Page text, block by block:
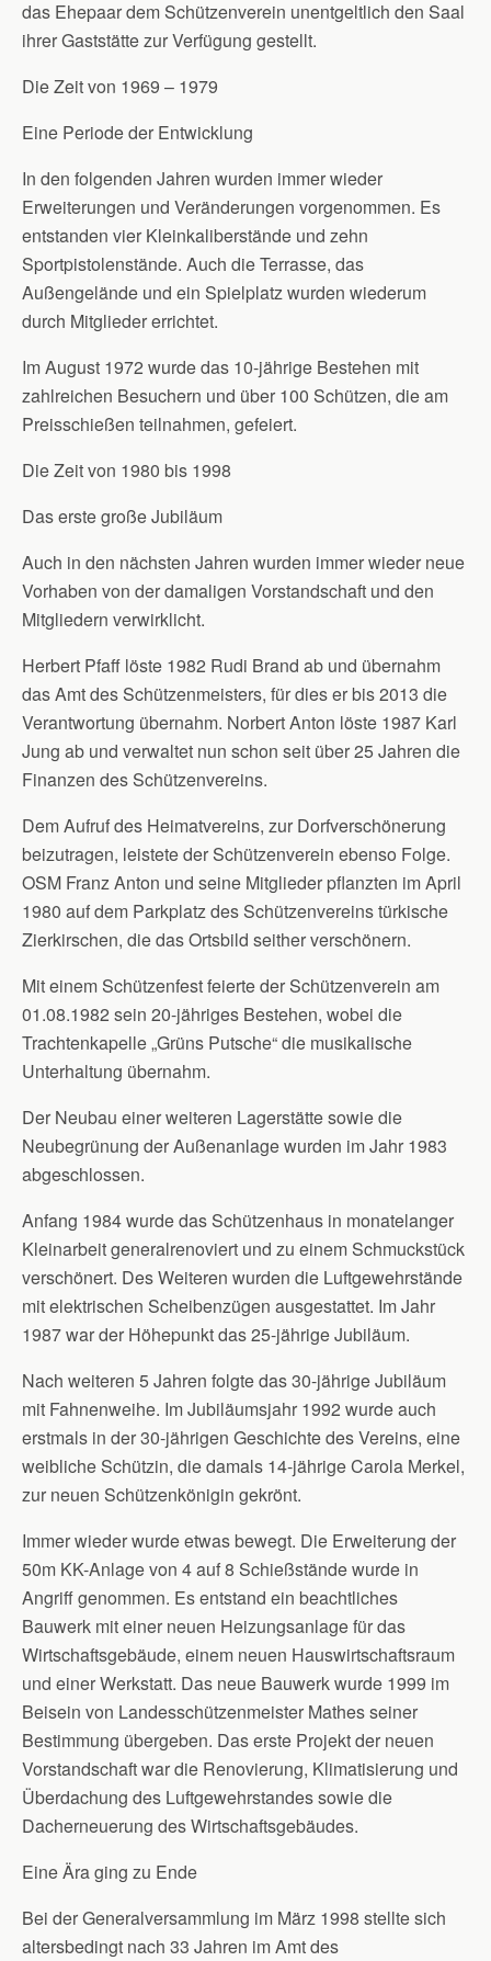
das Ehepaar dem Schützenverein unentgeltlich den Saal
ihrer Gaststätte zur Verfügung gestellt.
Die Zeit von 1969 – 1979
Eine Periode der Entwicklung
In den folgenden Jahren wurden immer wieder
Erweiterungen und Veränderungen vorgenommen. Es
entstanden vier Kleinkaliberstände und zehn
Sportpistolenstände. Auch die Terrasse, das
Außengelände und ein Spielplatz wurden wiederum
durch Mitglieder errichtet.
Im August 1972 wurde das 10-jährige Bestehen mit
zahlreichen Besuchern und über 100 Schützen, die am
Preisschießen teilnahmen, gefeiert.
Die Zeit von 1980 bis 1998
Das erste große Jubiläum
Auch in den nächsten Jahren wurden immer wieder neue
Vorhaben von der damaligen Vorstandschaft und den
Mitgliedern verwirklicht.
Herbert Pfaff löste 1982 Rudi Brand ab und übernahm
das Amt des Schützenmeisters, für dies er bis 2013 die
Verantwortung übernahm. Norbert Anton löste 1987 Karl
Jung ab und verwaltet nun schon seit über 25 Jahren die
Finanzen des Schützenvereins.
Dem Aufruf des Heimatvereins, zur Dorfverschönerung
beizutragen, leistete der Schützenverein ebenso Folge.
OSM Franz Anton und seine Mitglieder pflanzten im April
1980 auf dem Parkplatz des Schützenvereins türkische
Zierkirschen, die das Ortsbild seither verschönern.
Mit einem Schützenfest feierte der Schützenverein am
01.08.1982 sein 20-jähriges Bestehen, wobei die
Trachtenkapelle „Grüns Putsche“ die musikalische
Unterhaltung übernahm.
Der Neubau einer weiteren Lagerstätte sowie die
Neubegrünung der Außenanlage wurden im Jahr 1983
abgeschlossen.
Anfang 1984 wurde das Schützenhaus in monatelanger
Kleinarbeit generalrenoviert und zu einem Schmuckstück
verschönert. Des Weiteren wurden die Luftgewehrstände
mit elektrischen Scheibenzügen ausgestattet. Im Jahr
1987 war der Höhepunkt das 25-jährige Jubiläum.
Nach weiteren 5 Jahren folgte das 30-jährige Jubiläum
mit Fahnenweihe. Im Jubiläumsjahr 1992 wurde auch
erstmals in der 30-jährigen Geschichte des Vereins, eine
weibliche Schützin, die damals 14-jährige Carola Merkel,
zur neuen Schützenkönigin gekrönt.
Immer wieder wurde etwas bewegt. Die Erweiterung der
50m KK-Anlage von 4 auf 8 Schießstände wurde in
Angriff genommen. Es entstand ein beachtliches
Bauwerk mit einer neuen Heizungsanlage für das
Wirtschaftsgebäude, einem neuen Hauswirtschaftsraum
und einer Werkstatt. Das neue Bauwerk wurde 1999 im
Beisein von Landesschützenmeister Mathes seiner
Bestimmung übergeben. Das erste Projekt der neuen
Vorstandschaft war die Renovierung, Klimatisierung und
Überdachung des Luftgewehrstandes sowie die
Dacherneuerung des Wirtschaftsgebäudes.
Eine Ära ging zu Ende
Bei der Generalversammlung im März 1998 stellte sich
altersbedingt nach 33 Jahren im Amt des